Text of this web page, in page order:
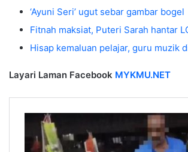
‘Ayuni Seri’ ugut sebar gambar bogel
Fitnah maksiat, Puteri Sarah hantar
Hisap kemaluan pelajar, guru muzik
Layari Laman Facebook MYKMU.NET